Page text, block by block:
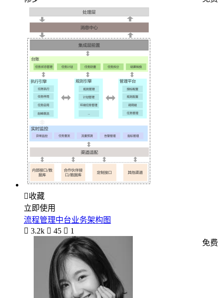
收藏
立即使用
流程管理中台业务架构图
 3.2k  45  1
免费